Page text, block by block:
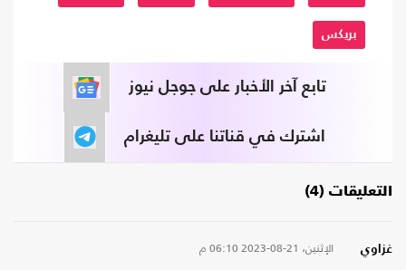
بريكس
تابع آخر الأخبار على جوجل نيوز
اشترك في قناتنا على تليغرام
التعليقات (4)
غزاوي الإثنين، 21-08-2023 06:10 م